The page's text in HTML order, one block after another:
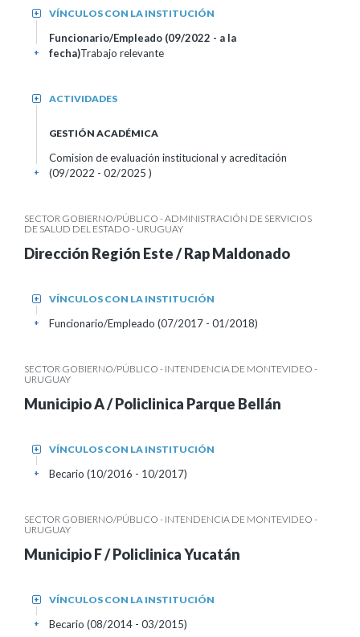
VÍNCULOS CON LA INSTITUCIÓN
+
Funcionario/Empleado (09/2022 - a la
fecha)Trabajo relevante
+
ACTIVIDADES
+
GESTIÓN ACADÉMICA
Comision de evaluación institucional y acreditación
(09/2022 - 02/2025 )
+
SECTOR GOBIERNO/PÚBLICO - ADMINISTRACIÓN DE SERVICIOS
DE SALUD DEL ESTADO - URUGUAY
Dirección Región Este / Rap Maldonado
VÍNCULOS CON LA INSTITUCIÓN
+
Funcionario/Empleado (07/2017 - 01/2018)
+
SECTOR GOBIERNO/PÚBLICO - INTENDENCIA DE MONTEVIDEO -
URUGUAY
Municipio A / Policlinica Parque Bellán
VÍNCULOS CON LA INSTITUCIÓN
+
Becario (10/2016 - 10/2017)
+
SECTOR GOBIERNO/PÚBLICO - INTENDENCIA DE MONTEVIDEO -
URUGUAY
Municipio F / Policlinica Yucatán
VÍNCULOS CON LA INSTITUCIÓN
+
Becario (08/2014 - 03/2015)
+